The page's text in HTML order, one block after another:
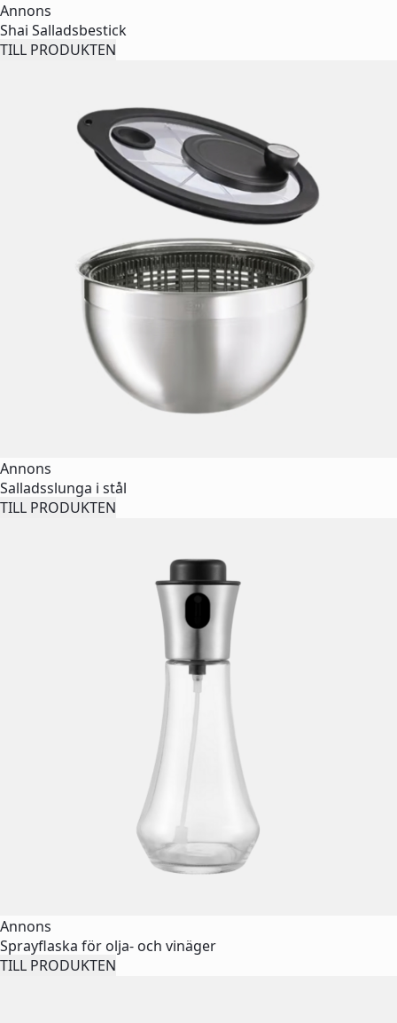
Annons
Shai Salladsbestick
TILL PRODUKTEN
Annons
Salladsslunga i stål
TILL PRODUKTEN
Annons
Sprayflaska för olja- och vinäger
TILL PRODUKTEN